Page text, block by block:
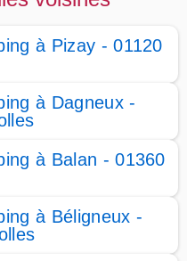
à Pizay - 01120
à Dagneux -
à Balan - 01360
à Béligneux -